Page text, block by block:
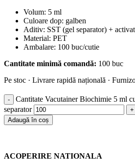
Volum: 5 ml
Culoare dop: galben
Aditiv: SST (gel separator) +
Material: PET
Ambalare: 100 buc/cutie
Cantitate minimă comandă: 100 buc
Pe stoc · Livrare rapidă națională ·
Cantitate Vacutainer Biochimie 5 ml
separator
Adaugă în coș
ACOPERIRE NATIONALA